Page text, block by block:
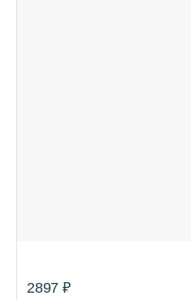
2897 ₽